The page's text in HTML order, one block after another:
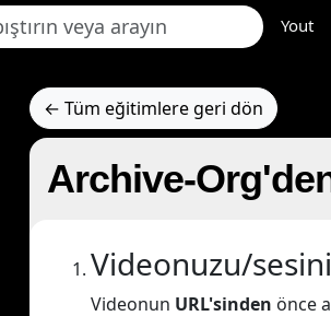
Yout
← Tüm eğitimlere geri dön
Archive-Org'den
Videonuzu/
Videonun URL'sinden önce